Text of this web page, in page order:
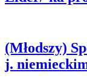
(Młodszy)
j.